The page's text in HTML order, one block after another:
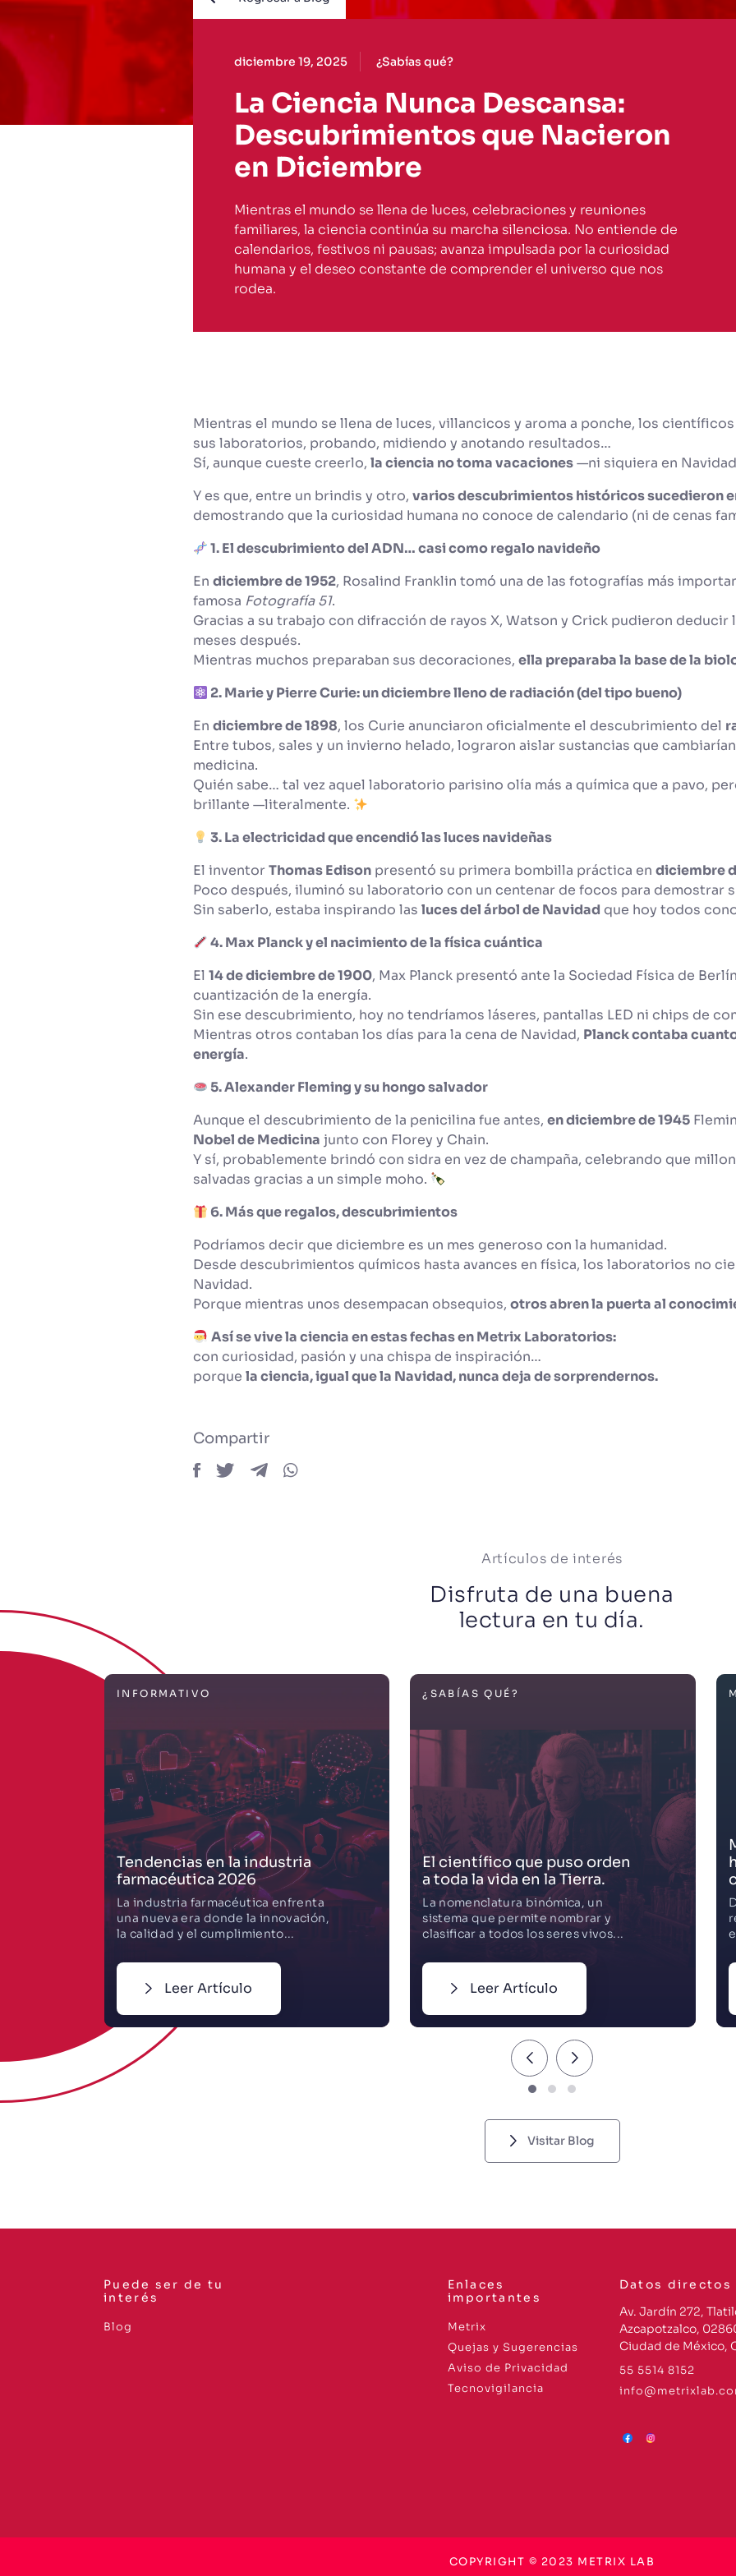
diciembre 19, 2025 ¿Sabías qué?
La Ciencia Nunca Descansa:
Descubrimientos que Nacieron
en Diciembre
Mientras el mundo se llena de luces, celebraciones y reuniones
familiares, la ciencia continúa su marcha silenciosa. No entiende de
calendarios, festivos ni pausas; avanza impulsada por la curiosidad
humana y el deseo constante de comprender el universo que nos
rodea.
Mientras el mundo se llena de luces, villancicos y aroma a ponche, los
sus laboratorios, probando, midiendo y anotando resultados…
Sí, aunque cueste creerlo,la ciencia no toma vacaciones—ni siquiera en
Y es que, entre un brindis y otro,varios descubrimientos históricos sucedieron
demostrando que la curiosidad humana no conoce de calendario (ni de cenas
1. El descubrimiento del ADN… casi como regalo navideño
Endiciembre de 1952, Rosalind Franklin tomó una de las fotografías más
famosa Fotografía 51.
Gracias a su trabajo con difracción de rayos X, Watson y Crick pudieron deducir
meses después.
Mientras muchos preparaban sus decoraciones,ella preparaba la base de la
2. Marie y Pierre Curie: un diciembre lleno de radiación (del tipo bueno)
Endiciembre de 1898, los Curie anunciaron oficialmente el descubrimiento del
Entre tubos, sales y un invierno helado, lograron aislar sustancias que
medicina.
Quién sabe… tal vez aquel laboratorio parisino olía más a química que a pavo,
brillante —literalmente.
3. La electricidad que encendió las luces navideñas
El inventorThomas Edison presentó su primera bombilla práctica endiciembre
Poco después, iluminó su laboratorio con un centenar de focos para demostrar
Sin saberlo, estaba inspirando lasluces del árbol de Navidad que hoy todos
4. Max Planck y el nacimiento de la física cuántica
El14 de diciembre de 1900, Max Planck presentó ante la Sociedad Física de
cuantización de la energía.
Sin ese descubrimiento, hoy no tendríamos láseres, pantallas LED ni chips de
Mientras otros contaban los días para la cena de Navidad, Planck contaba
energía.
5. Alexander Fleming y su hongo salvador
Aunque el descubrimiento de la penicilina fue antes,en diciembre de 1945
Nobel de Medicina junto con Florey y Chain.
Y sí, probablemente brindó con sidra en vez de champaña, celebrando que
salvadas gracias a un simple moho.
6. Más que regalos, descubrimientos
Podríamos decir que diciembre es un mes generoso con la humanidad.
Desde descubrimientos químicos hasta avances en física, los laboratorios no
Navidad.
Porque mientras unos desempacan obsequios,otros abren la puerta al
Así se vive la ciencia en estas fechas en Metrix Laboratorios:
con curiosidad, pasión y una chispa de inspiración…
porquela ciencia, igual que la Navidad, nunca deja de sorprendernos.
Compartir
Artículos de interés
Disfruta de una buena
lectura en tu día.
¿SABÍAS QUÉ?
El científico que puso orden
a toda la vida en la Tierra.
La nomenclatura binómica, un
sistema que permite nombrar y
clasificar a todos los seres vivos...
Leer Artículo
MUJERES INCREÍBLES
Mujeres en la ciencia, la
historia que casi no se
cuenta
Desde la imagen que ayudó a
revelar la estructura del ADN hasta
el descubrimiento de los púlsares...
Leer Artículo
Visitar Blog
Puede ser de tu
interés
Blog
Enlaces
importantes
Metrix
Quejas y Sugerencias
Aviso de Privacidad
Tecnovigilancia
Datos directos
Av. Jardín 272,
Azcapotzalco,
Ciudad de México,
55 5514 8152
COPYRIGHT © 2023 METRIX LAB